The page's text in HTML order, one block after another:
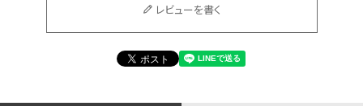
レビューを書く